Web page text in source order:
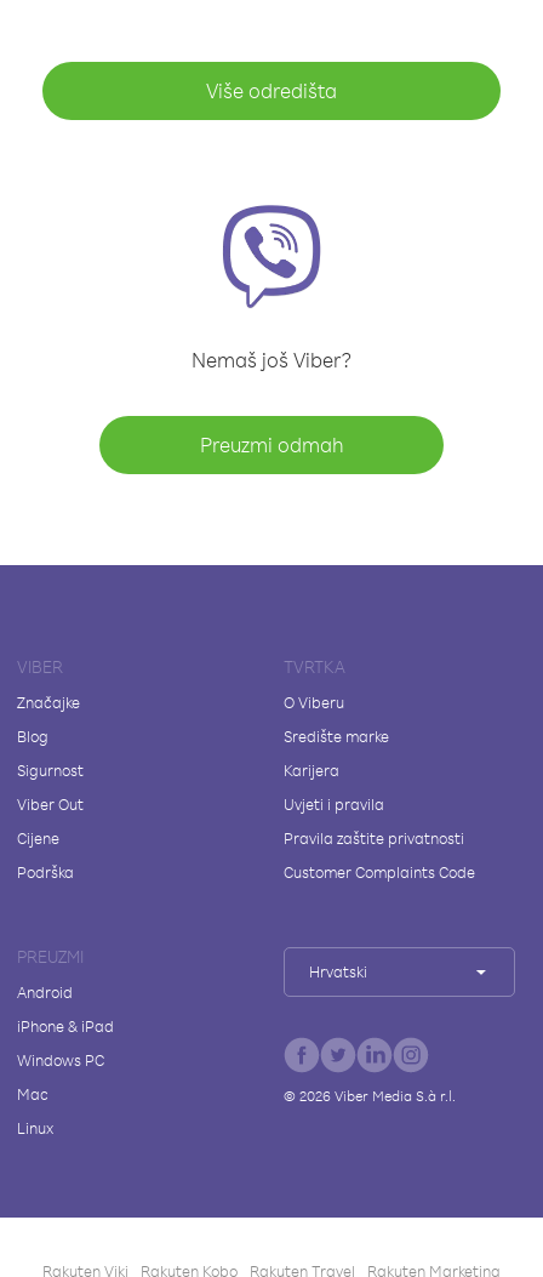
Više odredišta
Nemaš još Viber?
Preuzmi odmah
VIBER
Značajke
Blog
Sigurnost
Viber Out
Cijene
Podrška
TVRTKA
O Viberu
Središte marke
Karijera
Uvjeti i pravila
Pravila zaštite privatnosti
Customer Complaints Code
PREUZMI
Android
iPhone & iPad
Windows PC
Mac
Linux
Hrvatski
© 2026Viber Media S.à r.l.
Rakuten Viki Rakuten Kobo Rakuten Travel Rakuten Marketing